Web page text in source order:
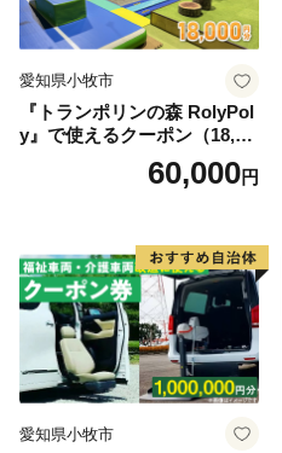
愛知県小牧市
『トランポリンの森 RolyPol
y』で使えるクーポン（18,00
60,000円
愛知県小牧市